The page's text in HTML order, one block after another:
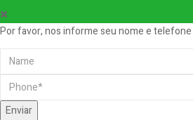
Por favor, nos informe seu nome e
Enviar